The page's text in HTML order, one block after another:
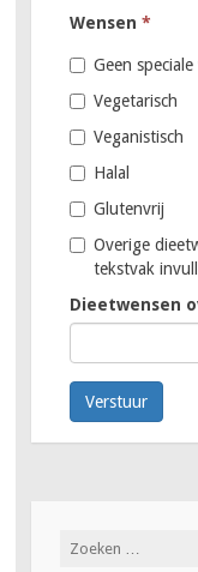
Wensen*
Geen speciale
Vegetarisch
Veganistisch
Halal
Glutenvrij
Overige
tekstvak
Dieetwensen
Verstuur
Zoeken